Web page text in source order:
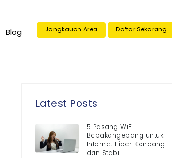
Blog Jangkauan Area Daftar Sekarang
Latest Posts
5 Pasang WiFi
Babakangebang untuk
Internet Fiber Kencang
dan Stabil